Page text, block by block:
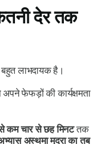
देर तक
लाभदायक है।
फेफड़ों की कार्यक्षमता
कम चार से छह मिनटतक
अस्थमा मुद्रा कातब